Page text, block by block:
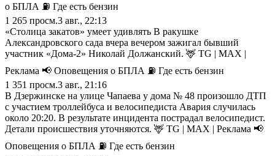
о БПЛА ⛽️ Где есть бензин
1 265 просм.3 авг., 22:13
«Столица закатов» умеет удивлять В ракушке
Александровского сада вчера вечером зажигал бывший
участник «Дома-2» Николай Должанский. 🦌 TG | MAX |
Реклама 📢 Оповещения о БПЛА ⛽️ Где есть бензин
1 351 просм.3 авг., 21:16
В Дзержинске на улице Чапаева у дома № 48 произошло ДТП
с участием троллейбуса и велосипедиста Авария случилась
около 20:20. В результате инцидента пострадал велосипедист.
Детали происшествия уточняются. 🦌 TG | MAX | Реклама 📢
Оповещения о БПЛА ⛽️ Где есть бензин